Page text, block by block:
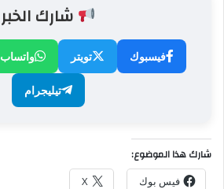
شارك الخبر
فيسبوك تويتر واتساب
تيليجرام
شارك هذا الموضوع:
فيس بوك X